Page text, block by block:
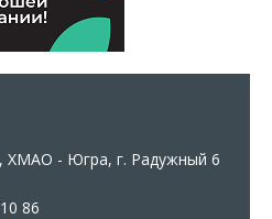
ХМАО - Югра, г. Радужный 6
86